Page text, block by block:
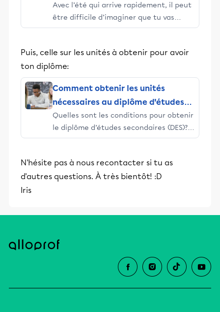
Avec l’été qui arrive rapidement, il peut
être difficile d’imaginer que tu vas
encore devoir aller à l’école alors que
plus de l’essentiel à savoir sur les cours
d’été, un nouveau Guide de survie pour
tes cours d’été vient d’être lancé.
N’hésite pas à y jeter un coup d'œil. Tu y
retrouveras, par matière, des
simulations d’examens, des outils
imprimables et plus encore. Bref, tout
est là pour t’aider à bien te préparer
chance!
Puis, celle sur les unités à obtenir pour avoir
ton diplôme:
Comment obtenir les unités
nécessaires au diplôme d'études
secondaires?
Quelles sont les conditions pour obtenir
le diplôme d’études secondaires (DES)?
Comment fonctionne le principe des
réponses à vos questions!
N'hésite pas à nous recontacter si tu as
d'autres questions. À très bientôt! :D
Iris